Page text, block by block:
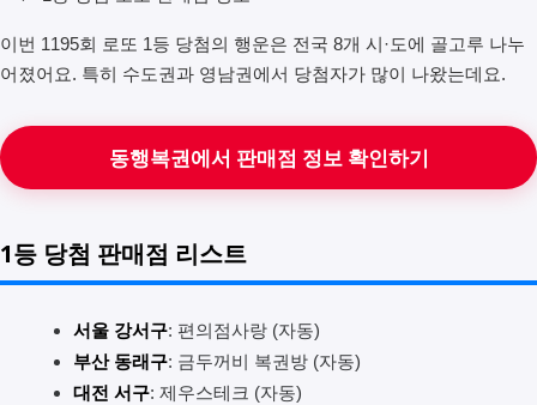
이번 1195회 로또 1등 당첨의 행운은 전국 8개 시·도에 골고루 나누
어졌어요. 특히 수도권과 영남권에서 당첨자가 많이 나왔는데요.
동행복권에서 판매점 정보 확인하기
1등 당첨 판매점 리스트
서울 강서구: 편의점사랑 (자동)
부산 동래구: 금두꺼비 복권방 (자동)
대전 서구: 제우스테크 (자동)